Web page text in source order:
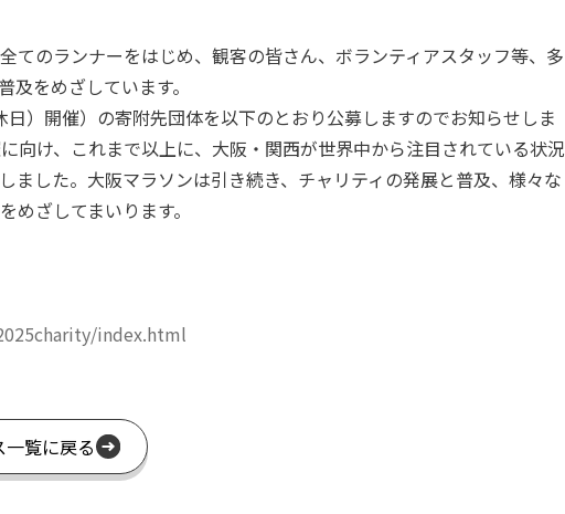
のランナーをはじめ、観客の皆さん、ボランティアスタッフ等、多
をめざしています。
）開催）の寄附先団体を以下のとおり公募しますのでお知らせしま
向け、これまで以上に、大阪・関西が世界中から注目されている状況
した。大阪マラソンは引き続き、チャリティの発展と普及、様々な
ざしてまいります。
index.html
一覧に戻る